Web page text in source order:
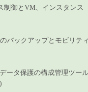
制御とVM、インスタンス
のバックアップとモビリテ
ータ保護の構成管理ツー